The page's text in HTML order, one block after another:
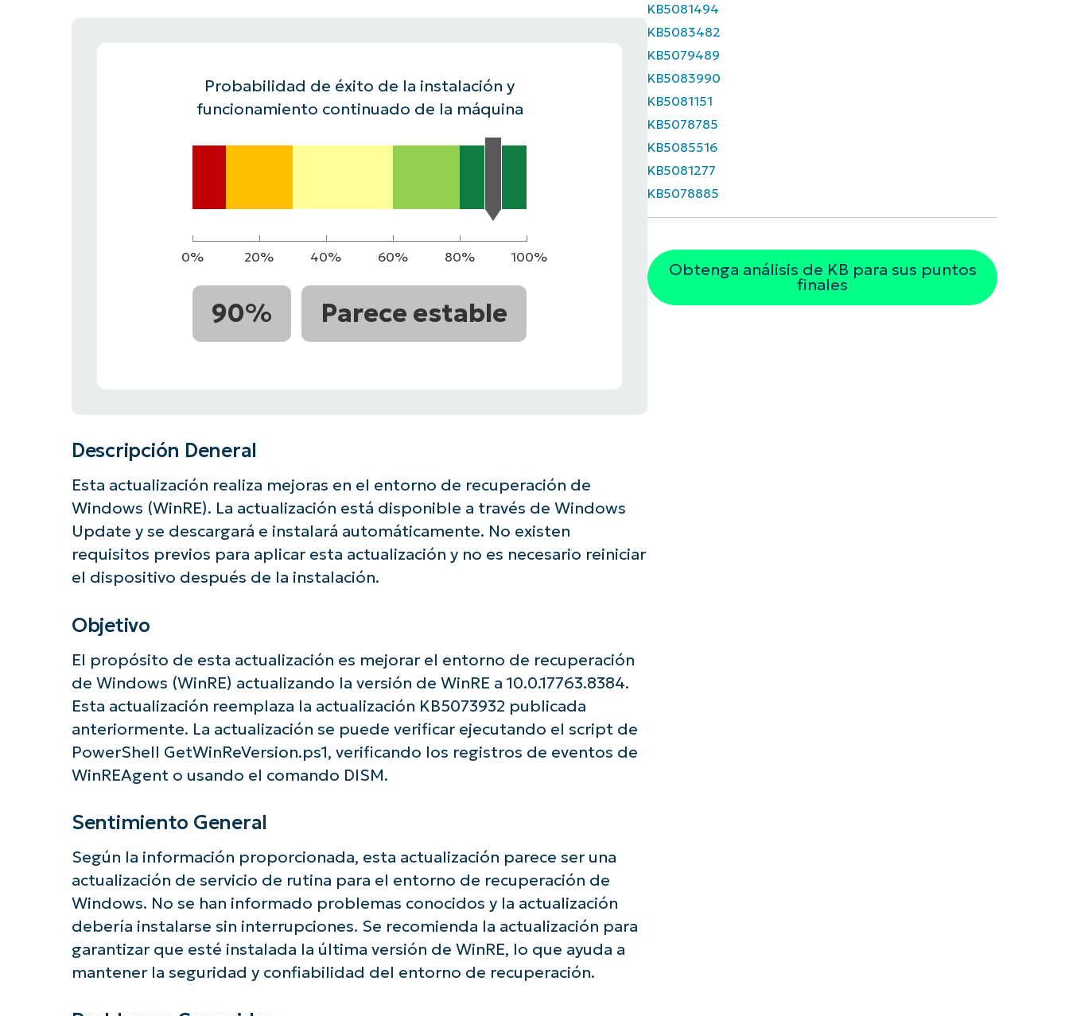
Probabilidad de éxito de la instalación y
funcionamiento continuado de la máquina
0% 20% 40% 60% 80% 100%
90% Parece estable
Descripción Deneral
Esta actualización realiza mejoras en el entorno de recuperación de
Windows (WinRE). La actualización está disponible a través de Windows
Update y se descargará e instalará automáticamente. No existen
requisitos previos para aplicar esta actualización y no es necesario reiniciar
el dispositivo después de la instalación.
Objetivo
El propósito de esta actualización es mejorar el entorno de recuperación
de Windows (WinRE) actualizando la versión de WinRE a 10.0.17763.8384.
Esta actualización reemplaza la actualización KB5073932 publicada
anteriormente. La actualización se puede verificar ejecutando el script de
PowerShell GetWinReVersion.ps1, verificando los registros de eventos de
WinREAgent o usando el comando DISM.
Sentimiento General
Según la información proporcionada, esta actualización parece ser una
actualización de servicio de rutina para el entorno de recuperación de
Windows. No se han informado problemas conocidos y la actualización
debería instalarse sin interrupciones. Se recomienda la actualización para
garantizar que esté instalada la última versión de WinRE, lo que ayuda a
mantener la seguridad y confiabilidad del entorno de recuperación.
KB5081494
KB5083482
KB5079489
KB5083990
KB5081151
KB5078785
KB5085516
KB5081277
KB5078885
Obtenga análisis de KB para sus puntos
finales
¡Empiece con los análisis de KB basados en IA de NinjaOne!
First
and
last
name*
Business
email*
Company
name*